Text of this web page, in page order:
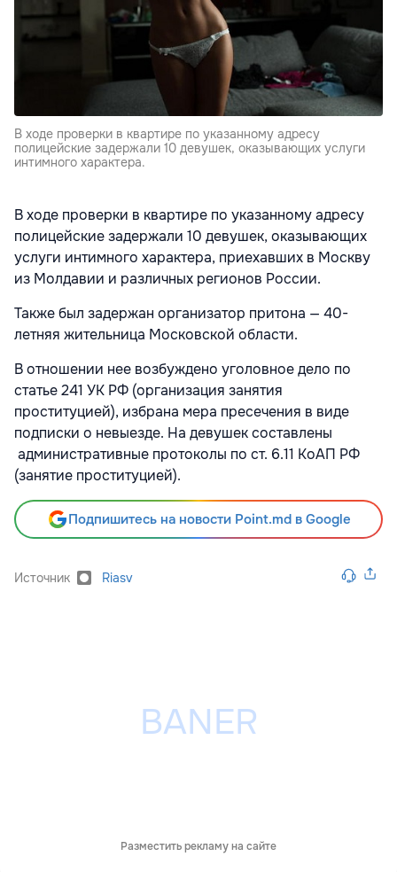
В ходе проверки в квартире по указанному адресу
полицейские задержали 10 девушек, оказывающих услуги
интимного характера.
В ходе проверки в квартире по указанному адресу
полицейские задержали 10 девушек, оказывающих
услуги интимного характера, приехавших в Москву
из Молдавии и различных регионов России.
Также был задержан организатор притона — 40-
летняя жительница Московской области.
В отношении нее возбуждено уголовное дело по
статье 241 УК РФ (организация занятия
проституцией), избрана мера пресечения в виде
подписки о невыезде. На девушек составлены
административные протоколы по ст. 6.11 КоАП РФ
(занятие проституцией).
Подпишитесь на новости Point.md в Google
Источник Riasv
Разместить рекламу на сайте